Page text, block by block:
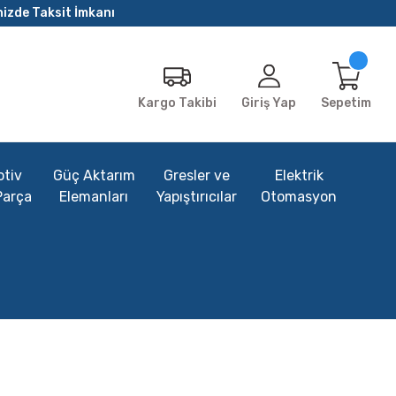
Taksit İmkanı
Kargo Takibi Giriş Yap Sepetim
Güç Aktarım
Elemanları
Gresler ve
Yapıştırıcılar
Elektrik
Otomasyon